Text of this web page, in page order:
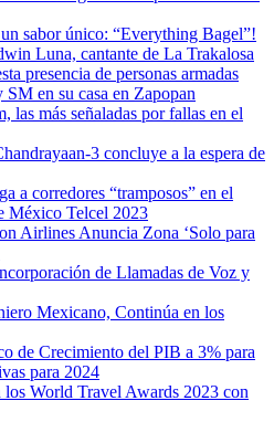
sabor único: “Everything Bagel”!
Luna, cantante de La Trakalosa
presencia de personas armadas
en su casa en Zapopan
las más señaladas por fallas en el
3 concluye a la espera de
a corredores “tramposos” en el
México Telcel 2023
Airlines Anuncia Zona ‘Solo para
de Llamadas de Voz y
Mexicano, Continúa en los
de Crecimiento del PIB a 3% para
para 2024
World Travel Awards 2023 con